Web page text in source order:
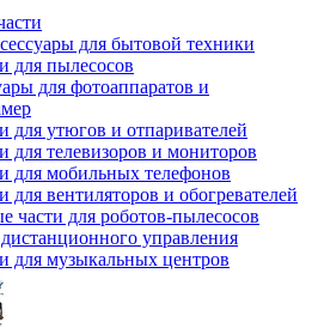
для бытовой техники
для пылесосов
для фотоаппаратов и
для утюгов и отпаривателей
для телевизоров и мониторов
для мобильных телефонов
для вентиляторов и обогревателей
части для роботов-пылесосов
управления
для музыкальных центров